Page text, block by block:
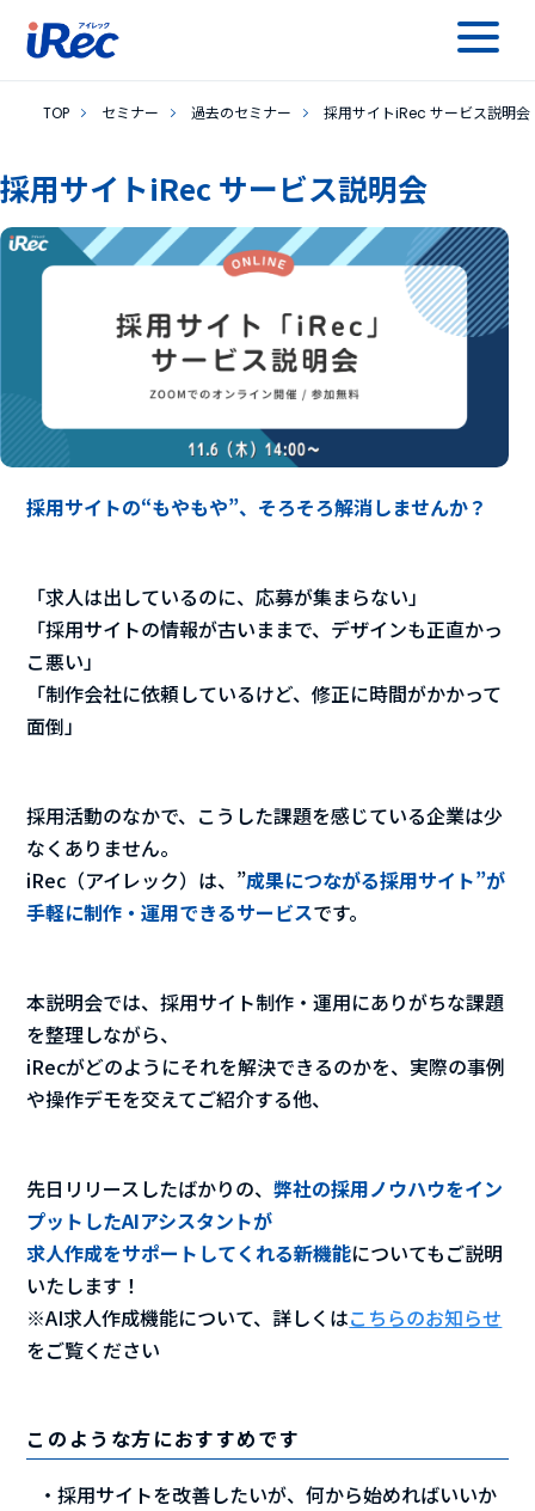
TOP セミナー 過去のセミナー 採用サイトiRec サービス説明会
採用サイトiRec サービス説明会
採用サイトの“もやもや”、そろそろ解消しませんか？
「求人は出しているのに、応募が集まらない」
「採用サイトの情報が古いままで、デザインも正直かっ
こ悪い」
「制作会社に依頼しているけど、修正に時間がかかって
面倒」
採用活動のなかで、こうした課題を感じている企業は少
なくありません。
iRec（アイレック）は、”成果につながる採用サイト”が
手軽に制作・運用できるサービスです。
本説明会では、採用サイト制作・運用にありがちな課題
を整理しながら、
iRecがどのようにそれを解決できるのかを、実際の事例
や操作デモを交えてご紹介する他、
先日リリースしたばかりの、弊社の採用ノウハウをイン
プットしたAIアシスタントが
求人作成をサポートしてくれる新機能についてもご説明
いたします！
※AI求人作成機能について、詳しくはこちらのお知らせ
をご覧ください
このような方におすすめです
採用サイトを改善したいが、何から始めればいいか